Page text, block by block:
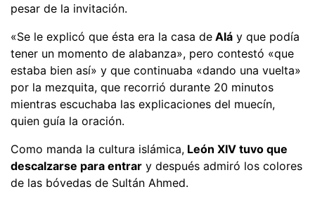
pesar de la invitación.
«Se le explicó que ésta era la casa de Alá y que podía
tener un momento de alabanza», pero contestó «que
estaba bien así» y que continuaba «dando una vuelta»
por la mezquita, que recorrió durante 20 minutos
mientras escuchaba las explicaciones del muecín,
quien guía la oración.
Como manda la cultura islámica, León XIV tuvo que
descalzarse para entrar y después admiró los colores
de las bóvedas de Sultán Ahmed.